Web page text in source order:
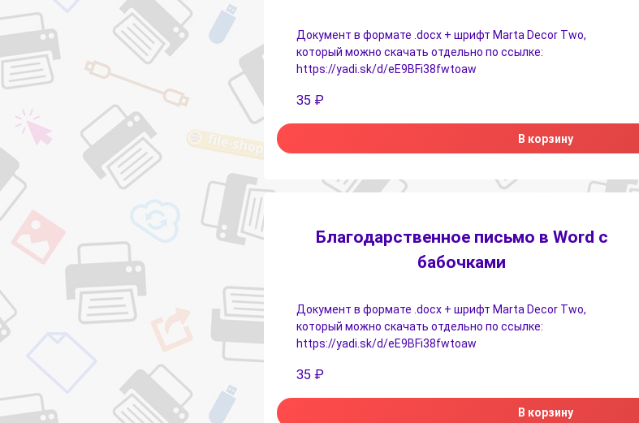
Документ в формате .docx + шрифт Marta Decor Two,
который можно скачать отдельно по ссылке:
https://yadi.sk/d/eE9BFi38fwtoaw
35 ₽
В корзину
Благодарственное письмо в Word с
бабочками
Документ в формате .docx + шрифт Marta Decor Two,
который можно скачать отдельно по ссылке:
https://yadi.sk/d/eE9BFi38fwtoaw
35 ₽
В корзину